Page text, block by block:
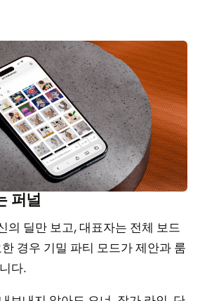
퍼널
의 딜만 보고, 대표자는 전체 보드
경우 기밀 파티 모드가 제안과 룸
다.